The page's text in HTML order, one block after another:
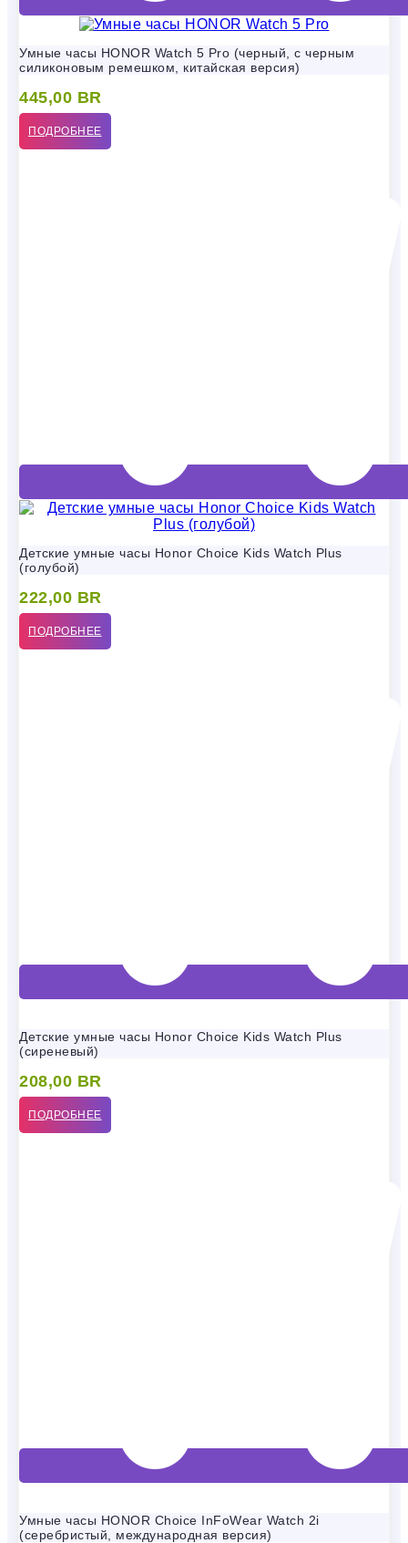
Умные часы HONOR Watch 5 Pro (черный, с черным
силиконовым ремешком, китайская версия)
445,00 BR
ПОДРОБНЕЕ
Детские умные часы Honor Choice Kids Watch Plus
(голубой)
222,00 BR
ПОДРОБНЕЕ
Детские умные часы Honor Choice Kids Watch Plus
(сиреневый)
208,00 BR
ПОДРОБНЕЕ
Умные часы HONOR Choice InFoWear Watch 2i
(серебристый, международная версия)